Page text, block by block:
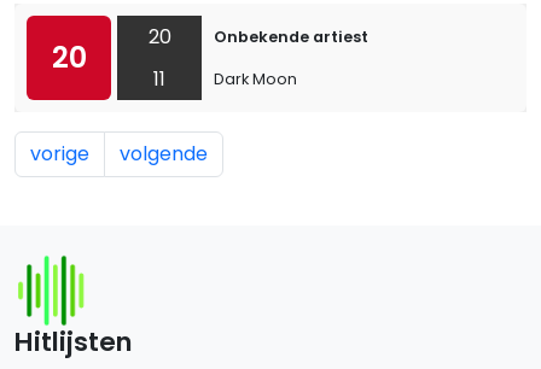
20
20
11
Onbekende artiest
Dark Moon
vorige volgende
Hitlijsten